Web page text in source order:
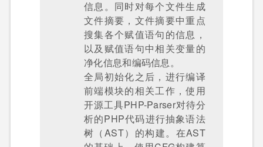
信息。同时对每个文件生成
文件摘要，文件摘要中重点
搜集各个赋值语句的信息，
以及赋值语句中相关变量的
净化信息和编码信息。
全局初始化之后，进行编译
前端模块的相关工作，使用
开源工具PHP-Parser对待分
析的PHP代码进行抽象语法
树（AST）的构建。在AST